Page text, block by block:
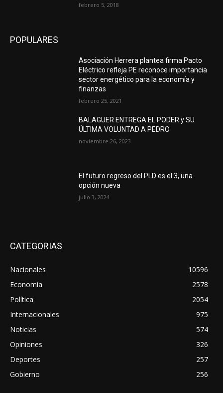
febrero 5, 2018
POPULARES
Asociación Herrera plantea firma Pacto
Eléctrico refleja PE reconoce importancia
sector energético para la economía y
finanzas
febrero 25, 2021
BALAGUER ENTREGA EL PODER y SU
ÚLTIMA VOLUNTAD A PEDRO
noviembre 26, 2023
El futuro regreso del PLD es el 3, una
opción nueva
julio 3, 2024
CATEGORIAS
Nacionales
10596
Economía
2578
Política
2054
Internacionales
975
Noticias
574
Opiniones
326
Deportes
257
Gobierno
256